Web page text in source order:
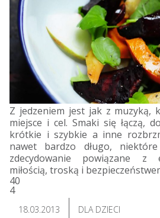
Z jedzeniem jest jak z muzyką,
miejsce i cel. Smaki się łączą,
krótkie i szybkie a inne
nawet bardzo długo,
zdecydowanie powiązane z
miłością, troską i
40
4
18.03.2013 DLA DZIECI